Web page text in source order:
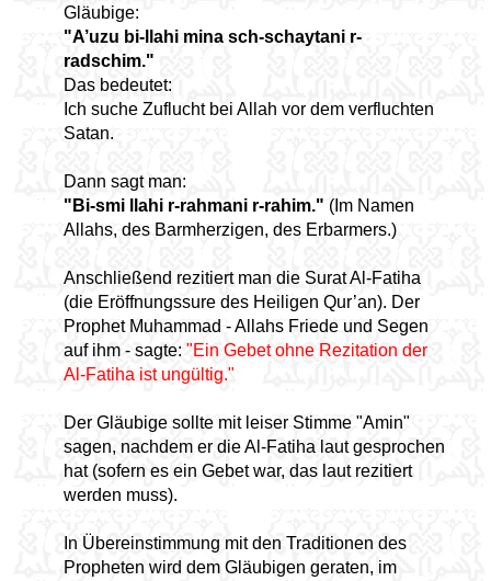
Gläubige:
"A’uzu bi-llahi mina sch-schaytani r-
radschim."
Das bedeutet:
Ich suche Zuflucht bei Allah vor dem verfluchten
Satan.
Dann sagt man:
"Bi-smi llahi r-rahmani r-rahim." (Im Namen
Allahs, des Barmherzigen, des Erbarmers.)
Anschließend rezitiert man die Surat Al-Fatiha
(die Eröffnungssure des Heiligen Qur’an). Der
Prophet Muhammad - Allahs Friede und Segen
auf ihm - sagte: "Ein Gebet ohne Rezitation der
Al-Fatiha ist ungültig."
Der Gläubige sollte mit leiser Stimme "Amin"
sagen, nachdem er die Al-Fatiha laut gesprochen
hat (sofern es ein Gebet war, das laut rezitiert
werden muss).
In Übereinstimmung mit den Traditionen des
Propheten wird dem Gläubigen geraten, im